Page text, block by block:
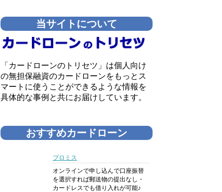
当サイトについて
「カードローンのトリセツ」は個人向け
の無担保融資のカードローンをもっとス
マートに使うことができるような情報を
具体的な事例と共にお届けしています。
おすすめカードローン
プロミス
オンラインで申し込んで口座振替
を選択すれば郵送物の提出なし・
カードレスでも借り入れが可能♪